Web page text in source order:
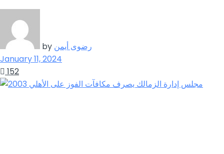
by رضوى أيمن
January 11, 2024
152